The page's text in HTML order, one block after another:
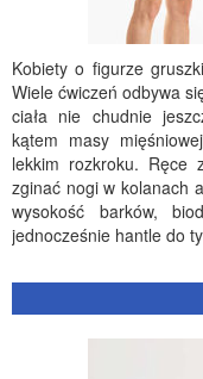
Kobiety o figurze
Wiele ćwiczeń odbywa
ciała nie chudnie
kątem masy
lekkim rozkroku. Ręce
zginać nogi w kolanach
wysokość barków,
jednocześnie hantle do